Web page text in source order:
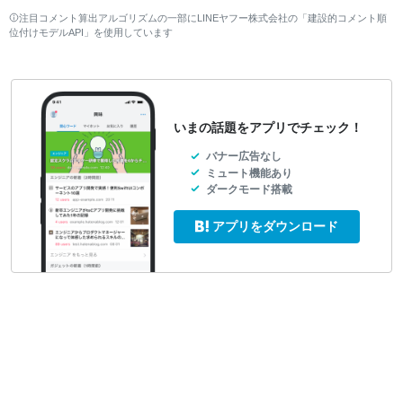
注目コメント算出アルゴリズムの一部にLINEヤフー株式会社の「建設的コメント順
位付けモデルAPI」を使用しています
いまの話題をアプリでチェック！
バナー広告なし
ミュート機能あり
ダークモード搭載
アプリをダウンロード